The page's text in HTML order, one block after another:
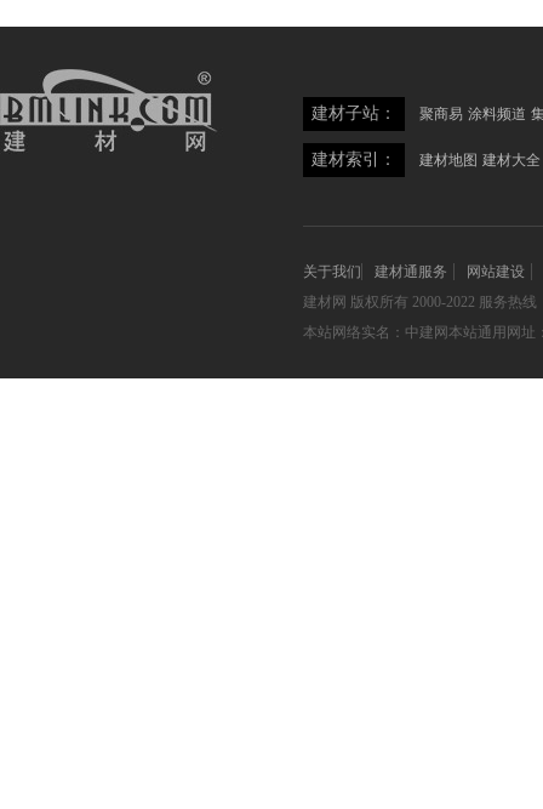
建材子站： 聚商易 涂料频道
建材索引： 建材地图 建材大全
关于我们 建材通服务
网站建设
建材网 版权所有 2000-2022 服务热线
本站网络实名：中建网本站通用网址